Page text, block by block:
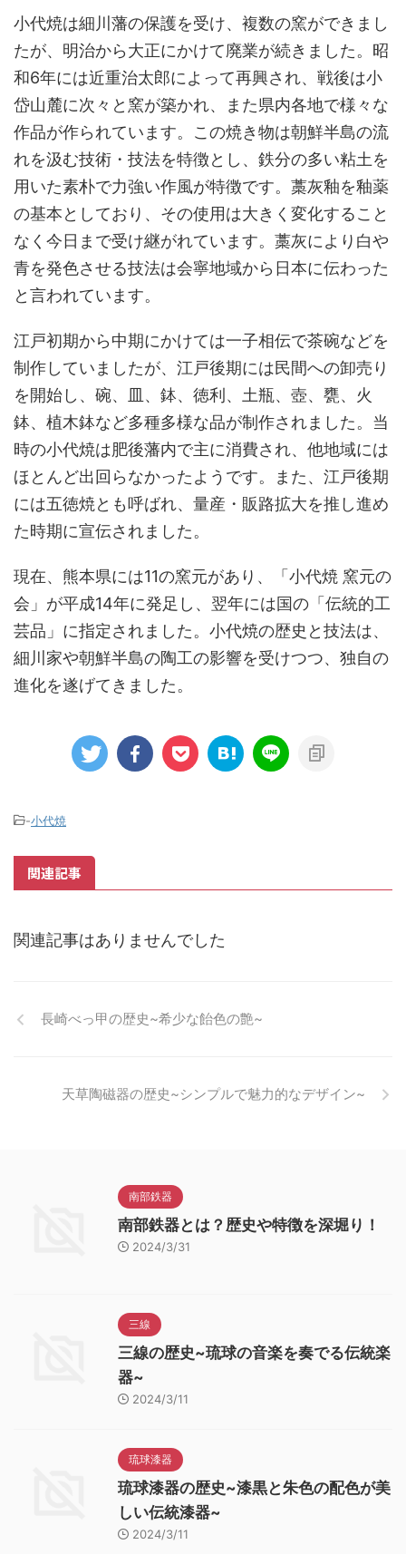
小代焼は細川藩の保護を受け、複数の窯ができまし
たが、明治から大正にかけて廃業が続きました。昭
和6年には近重治太郎によって再興され、戦後は小
岱山麓に次々と窯が築かれ、また県内各地で様々な
作品が作られています。この焼き物は朝鮮半島の流
れを汲む技術・技法を特徴とし、鉄分の多い粘土を
用いた素朴で力強い作風が特徴です。藁灰釉を釉薬
の基本としており、その使用は大きく変化すること
なく今日まで受け継がれています。藁灰により白や
青を発色させる技法は会寧地域から日本に伝わった
と言われています。
江戸初期から中期にかけては一子相伝で茶碗などを
制作していましたが、江戸後期には民間への卸売り
を開始し、碗、皿、鉢、徳利、土瓶、壺、甕、火
鉢、植木鉢など多種多様な品が制作されました。当
時の小代焼は肥後藩内で主に消費され、他地域には
ほとんど出回らなかったようです。また、江戸後期
には五徳焼とも呼ばれ、量産・販路拡大を推し進め
た時期に宣伝されました。
現在、熊本県には11の窯元があり、「小代焼 窯元の
会」が平成14年に発足し、翌年には国の「伝統的工
芸品」に指定されました。小代焼の歴史と技法は、
細川家や朝鮮半島の陶工の影響を受けつつ、独自の
進化を遂げてきました。
-小代焼
関連記事
関連記事はありませんでした
長崎べっ甲の歴史~希少な飴色の艶~
天草陶磁器の歴史~シンプルで魅力的なデザイン~
南部鉄器
南部鉄器とは？歴史や特徴を深堀り！
2024/3/31
三線
三線の歴史~琉球の音楽を奏でる伝統楽
器~
2024/3/11
琉球漆器
琉球漆器の歴史~漆黒と朱色の配色が美
しい伝統漆器~
2024/3/11